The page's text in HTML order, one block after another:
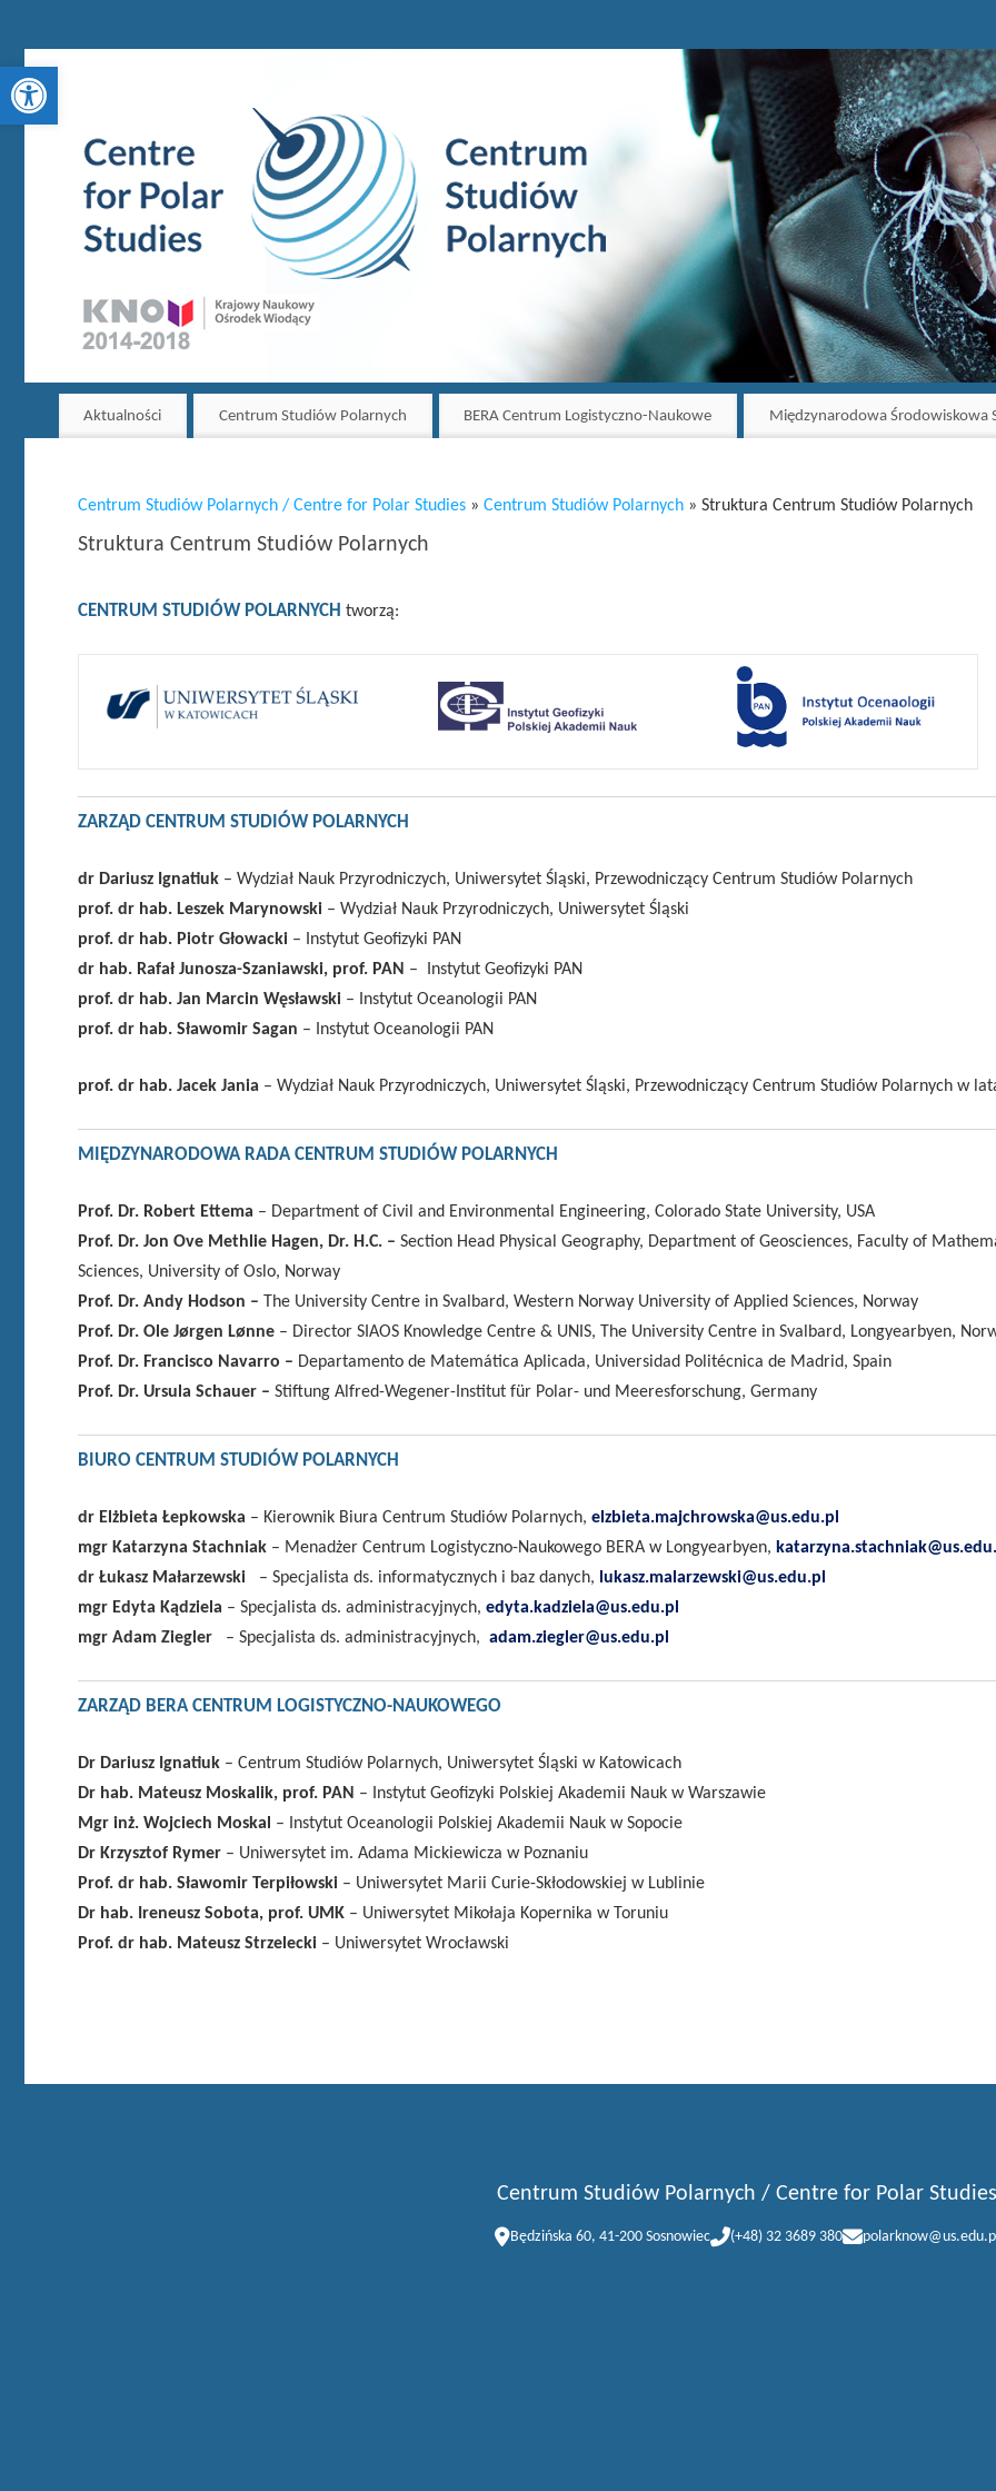
Otwórz pasek narzędzi
Aktualności Centrum Studiów Polarnych BERA Centrum Logistyczno-Naukowe Międzynarodowa Środowiskowa
Centrum Studiów Polarnych / Centre for Polar Studies » Centrum Studiów Polarnych » Struktura Centrum Studiów Polarnych
Struktura Centrum Studiów Polarnych
CENTRUM STUDIÓW POLARNYCH tworzą:
ZARZĄD CENTRUM STUDIÓW POLARNYCH
dr Dariusz Ignatiuk – Wydział Nauk Przyrodniczych, Uniwersytet Śląski, Przewodniczący Centrum Studiów Polarnych
prof. dr hab. Leszek Marynowski – Wydział Nauk Przyrodniczych, Uniwersytet Śląski
prof. dr hab. Piotr Głowacki – Instytut Geofizyki PAN
dr hab. Rafał Junosza-Szaniawski, prof. PAN – Instytut Geofizyki PAN
prof. dr hab. Jan Marcin Węsławski – Instytut Oceanologii PAN
prof. dr hab. Sławomir Sagan – Instytut Oceanologii PAN
prof. dr hab. Jacek Jania – Wydział Nauk Przyrodniczych, Uniwersytet Śląski, Przewodniczący Centrum Studiów Polarnych w
MIĘDZYNARODOWA RADA CENTRUM STUDIÓW POLARNYCH
Prof. Dr. Robert Ettema – Department of Civil and Environmental Engineering, Colorado State University, USA
Prof. Dr. Jon Ove Methlie Hagen, Dr. H.C. – Section Head Physical Geography, Department of Geosciences, Faculty of
Sciences, University of Oslo, Norway
Prof. Dr. Andy Hodson –
The University Centre in Svalbard, Western Norway University of Applied Sciences, Norway
Prof. Dr. Ole Jørgen Lønne – Director SIAOS Knowledge Centre & UNIS, The University Centre in Svalbard, Longyearbyen,
Prof. Dr. Francisco Navarro – Departamento de Matemática Aplicada, Universidad Politécnica de Madrid, Spain
Prof. Dr. Ursula Schauer – Stiftung Alfred-Wegener-Institut für Polar- und Meeresforschung, Germany
BIURO CENTRUM STUDIÓW POLARNYCH
dr Elżbieta Łepkowska – Kierownik Biura Centrum Studiów Polarnych, elzbieta.majchrowska@us.edu.pl
mgr Katarzyna Stachniak – Menadżer Centrum Logistyczno-Naukowego BERA w Longyearbyen,
dr Łukasz Małarzewski
– Specjalista ds. informatycznych i baz danych, lukasz.malarzewski@us.edu.pl
mgr Edyta Kądziela – Specjalista ds. administracyjnych, edyta.kadziela@us.edu.pl
mgr Adam Ziegler
– Specjalista ds. administracyjnych, adam.ziegler@us.edu.pl
ZARZĄD BERA CENTRUM LOGISTYCZNO-NAUKOWEGO
Dr Dariusz Ignatiuk – Centrum Studiów Polarnych, Uniwersytet Śląski w Katowicach
Dr hab. Mateusz Moskalik, prof. PAN – Instytut Geofizyki Polskiej Akademii Nauk w Warszawie
Mgr inż. Wojciech Moskal
– Instytut Oceanologii Polskiej Akademii Nauk w Sopocie
Dr Krzysztof Rymer – Uniwersytet im. Adama Mickiewicza w Poznaniu
Prof. dr hab. Sławomir Terpiłowski – Uniwersytet Marii Curie-Skłodowskiej w Lublinie
Dr hab. Ireneusz Sobota, prof. UMK – Uniwersytet Mikołaja Kopernika w Toruniu
Prof. dr hab. Mateusz Strzelecki – Uniwersytet Wrocławski
Centrum Studiów Polarnych / Centre for Polar Studies
Będzińska 60, 41-200 Sosnowiec (+48) 32 3689 380